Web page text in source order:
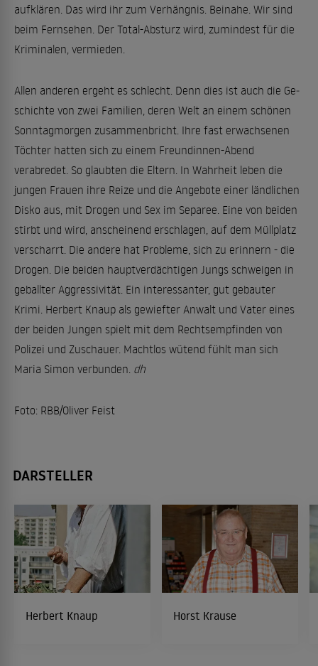
aufklären. Das wird ihr zum Verhängnis. Beinahe. Wir sind
beim Fernsehen. Der Total-Absturz wird, zumindest für die
Kriminalen, vermieden.
Allen anderen ergeht es schlecht. Denn dies ist auch die ­Ge­
schichte von zwei Familien, deren Welt an einem schönen
Sonntagmorgen zusammenbricht. Ihre fast erwachsenen
Töchter hatten sich zu einem Freundinnen-Abend
verabredet. So glaubten die Eltern. In Wahrheit leben die
jungen Frauen ihre Reize und die Angebote einer ländlichen
Disko aus, mit Drogen und Sex im Separee. Eine von beiden
stirbt und wird, anscheinend erschlagen, auf dem Müllplatz
verscharrt. Die andere hat ­Probleme, sich zu erinnern - die
Drogen. Die beiden hauptverdächtigen Jungs schweigen in
geballter Aggressivität. Ein interessanter, gut gebauter
Krimi. Herbert Knaup als gewiefter Anwalt und Vater eines
der beiden Jungen spielt mit dem Rechtsempfinden von
Polizei und Zuschauer. Machtlos wütend fühlt man sich
Maria Simon verbunden. dh
Foto: RBB/Oliver Feist
DARSTELLER
Herbert Knaup Horst Krause